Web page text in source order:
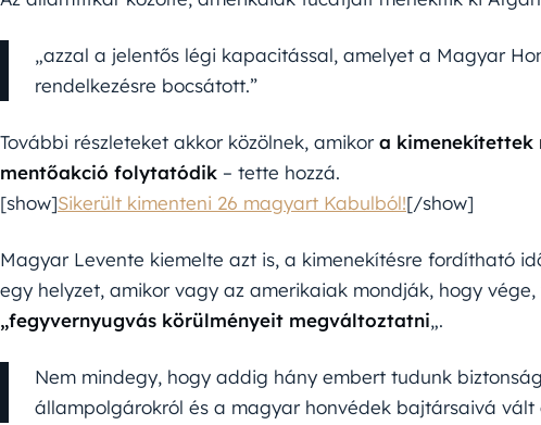
„azzal a jelentős légi kapacitással, amelyet a Magyar
rendelkezésre bocsátott.”
További részleteket akkor közölnek, amikora kimenekítettek
mentőakció folytatódik – tette hozzá.
[show]Sikerült kimenteni 26 magyart Kabulból![/show]
Magyar Levente kiemelte azt is, a kimenekítésre fordítható
egy helyzet, amikor vagy az amerikaiak mondják, hogy vége,
„fegyvernyugvás körülményeit megváltoztatni„.
Nem mindegy, hogy addig hány embert tudunk
állampolgárokról és a magyar honvédek bajtársaivá vált